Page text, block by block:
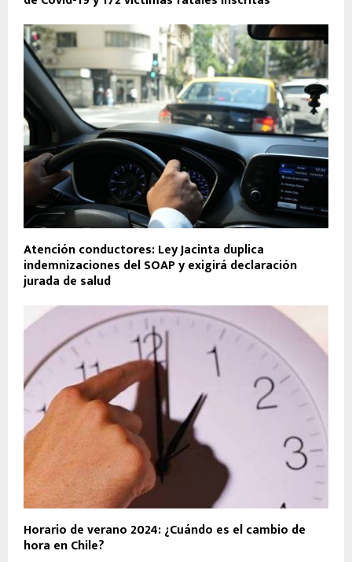
Atención conductores: Ley Jacinta duplica
indemnizaciones del SOAP y exigirá declaración
jurada de salud
Horario de verano 2024: ¿Cuándo es el cambio de
hora en Chile?